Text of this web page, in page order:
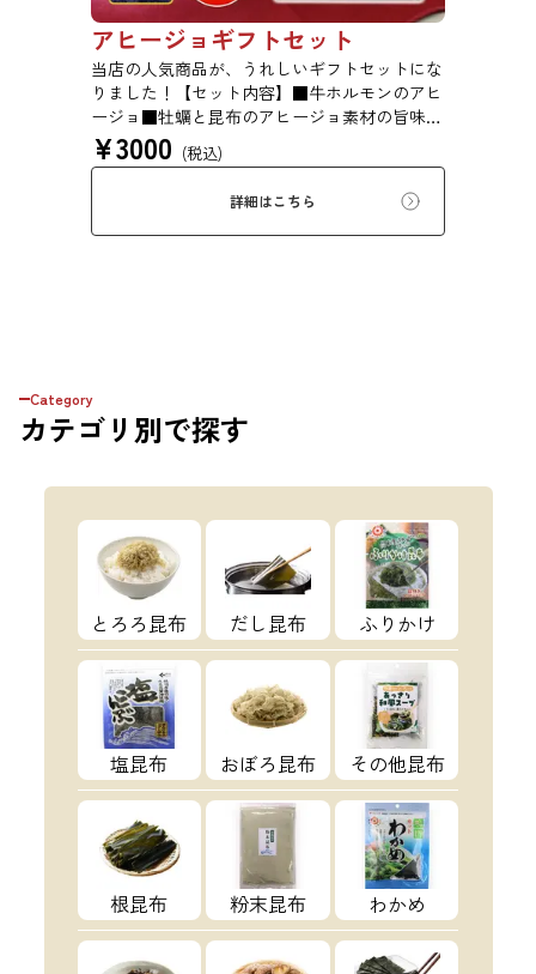
アヒージョギフトセット
当店の人気商品が、うれしいギフトセットにな
りました！【セット内容】■牛ホルモンのアヒ
ージョ■牡蠣と昆布のアヒージョ素材の旨味が
浸み込んだもっちり昆布を楽しめる、昆布屋な
らではのアヒージョです。
¥3000 (税込)
詳細はこちら
Category
カテゴリ 別で探す
とろろ昆布 だし昆布 ふりかけ
塩昆布 おぼろ昆布 その他昆布
根昆布 粉末昆布 わかめ